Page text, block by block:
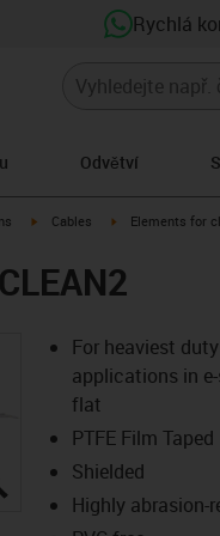
Rychlá
Odvětví
igus-icon-arrow-right
Cables igus-icon-arrow-
Elements for
igus-icon-lupe
igus-icon-lupe
For heaviest duty
applications in
flat
PTFE Film Taped
Shielded
Highly abrasion-